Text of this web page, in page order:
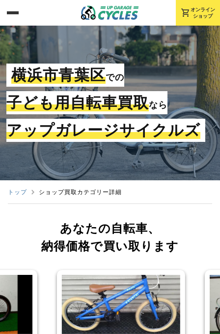
shopping_cart オンライン
ショップ
横浜市青葉区での
子ども用自転車買取なら
アップガレージサイクルズ
トップ ショップ買取カテゴリー詳細
あなたの自転車、
納得価格で買い取ります